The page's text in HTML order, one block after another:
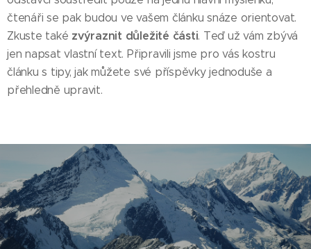
čtenáři se pak budou ve vašem článku snáze orientovat.
Zkuste také zvýraznit důležité části. Teď už vám zbývá
jen napsat vlastní text. Připravili jsme pro vás kostru
článku s tipy, jak můžete své příspěvky jednoduše a
přehledně upravit.